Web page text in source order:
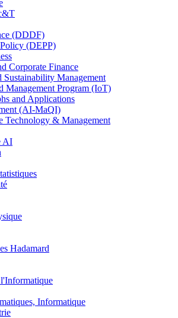
(DDDF)
(DEPP)
Corporate Finance
Management
Program (IoT)
and Applications
(AI-MaQI)
Technology & Management
AI
Hadamard
Informatique